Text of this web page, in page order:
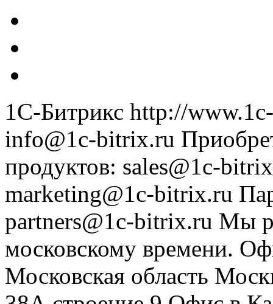
1С-Битрикс http://
info@1c-bitrix.ru
продуктов: sales@1c-
marketing@1c-bitrix.ru
partners@1c-bitrix.ru Мы
московскому времени.
Московская область